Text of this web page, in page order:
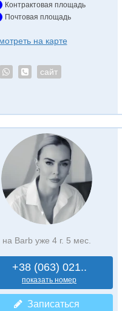
Контрактовая площадь
Почтовая площадь
на карте
сайт
на Barb уже 4 г. 5 мес.
+38 (063) 021..
показать номер
Записаться